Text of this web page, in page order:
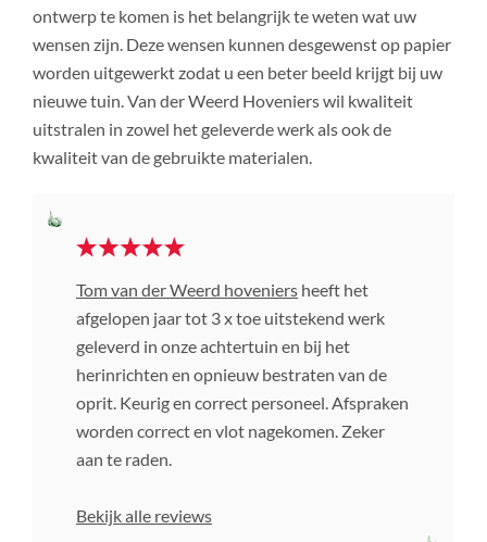
ontwerp te komen is het belangrijk te weten wat uw
wensen zijn. Deze wensen kunnen desgewenst op papier
worden uitgewerkt zodat u een beter beeld krijgt bij uw
nieuwe tuin. Van der Weerd Hoveniers wil kwaliteit
uitstralen in zowel het geleverde werk als ook de
kwaliteit van de gebruikte materialen.
Tom van der Weerd hoveniers heeft het
afgelopen jaar tot 3 x toe uitstekend werk
geleverd in onze achtertuin en bij het
herinrichten en opnieuw bestraten van de
oprit. Keurig en correct personeel. Afspraken
worden correct en vlot nagekomen. Zeker
aan te raden.
Bekijk alle reviews